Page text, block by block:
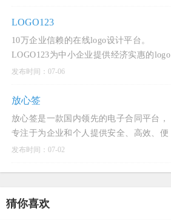
服务。
LOGO123
10万企业信赖的在线logo设计平台。
LOGO123为中小企业提供经济实惠的logo
设计服务。智能化设计公司logo，商标设
获得原创logo设计方案！
发布时间：07-06
放心签
放心签是一款国内领先的电子合同平台，
专注于为企业和个人提供安全、高效、便
捷的电子合同签署和管理服务。
发布时间：07-02
猜你喜欢